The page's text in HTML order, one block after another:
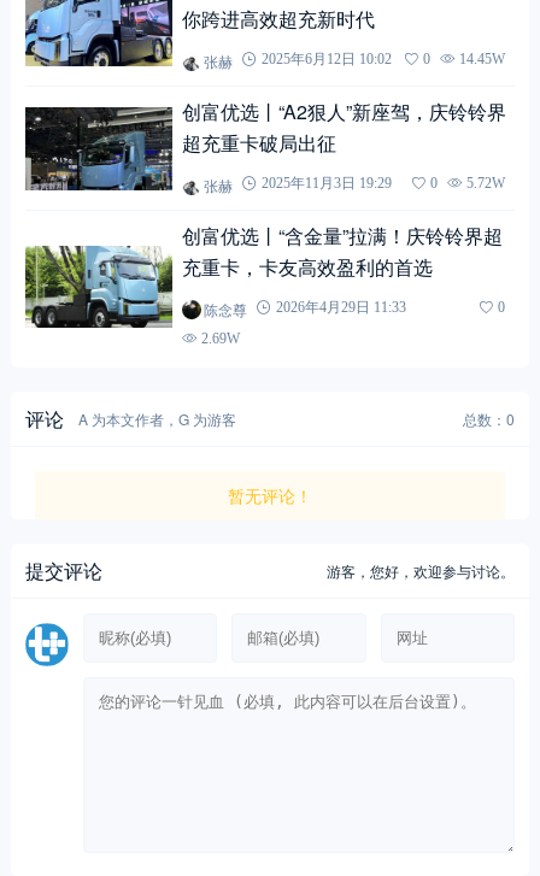
你跨进高效超充新时代
张赫 2025年6月12日 10:02 0 14.45W
创富优选丨“A2狠人”新座驾，庆铃铃界
超充重卡破局出征
张赫 2025年11月3日 19:29 0 5.72W
创富优选丨“含金量”拉满！庆铃铃界超
充重卡，卡友高效盈利的首选
陈念尊 2026年4月29日 11:33
0
2.69W
评论 A 为本文作者，G 为游客 总数：0
暂无评论！
提交评论 游客，您好，欢迎参与讨论。